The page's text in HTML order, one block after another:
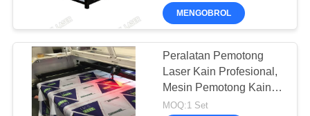
Mesin Pemotong
Kain Baju Laser
Bendera Nasional
MENGOBROL
Peralatan Pemotong
Laser Kain Profesional,
Mesin Pemotong Kain
Otomatis
MOQ:1 Set